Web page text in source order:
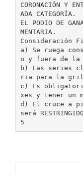
CORONACIÓN Y
ADA CATEGORÍA.
EL PODIO DE
MENTARIA.
Consideración
a) Se ruega
o y fuera de la
b) Las series
ria para la
c) Es
xes y tener un
d) El cruce a
será